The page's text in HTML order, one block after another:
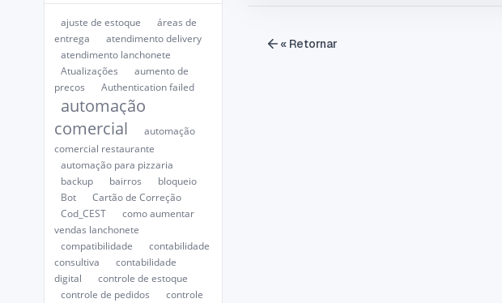
ajuste de estoque
áreas de
entrega
atendimento delivery
atendimento lanchonete
Atualizações
aumento de
preços
Authentication failed
automação
comercial
automação
comercial restaurante
automação para pizzaria
backup
bairros
bloqueio
Bot
Cartão de Correção
Cod_CEST
como aumentar
vendas lanchonete
compatibilidade
contabilidade
consultiva
contabilidade
digital
controle de estoque
controle de pedidos
controle
« Retornar